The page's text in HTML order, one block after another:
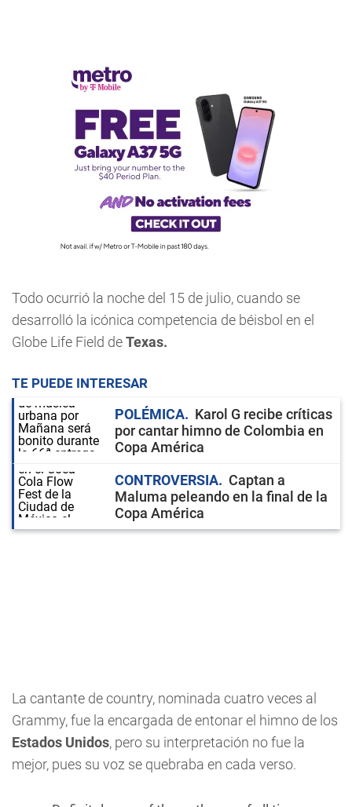
Todo ocurrió la noche del 15 de julio, cuando se
desarrolló la icónica competencia de béisbol en el
Globe Life Field deTexas.
TE PUEDE INTERESAR
POLÉMICA
Karol G recibe críticas
por cantar himno de Colombia en
Copa América
CONTROVERSIA
Captan a
Maluma peleando en la final de la
Copa América
La cantante de country, nominada cuatro veces al
Grammy, fue la encargada de entonar el himno de los
Estados Unidos, pero su interpretación no fue la
mejor, pues su voz se quebraba en cada verso.